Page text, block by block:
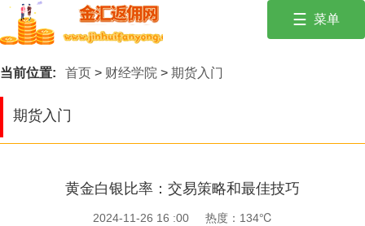
投资有风险，入市需谨慎。保持冷静，遵循风险管理原则！☰ 菜单
动
当前位置: 首页 > 财经学院 > 期货入门
期货入门
黄金白银比率：交易策略和最佳技巧
2024-11-26 16 :00 热度：134℃